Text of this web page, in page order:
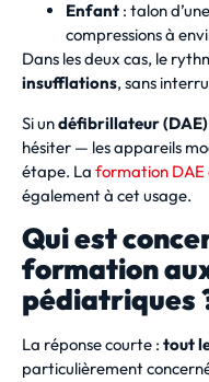
Enfant : talon
compressions à
Dans les deux cas, le
insufflations, sans
Si undéfibrillateur (DAE)
hésiter — les appareils
étape. La formation DAE
également à cet usage.
Qui est
formation
pédiatriques
La réponse courte : tout
particulièrement